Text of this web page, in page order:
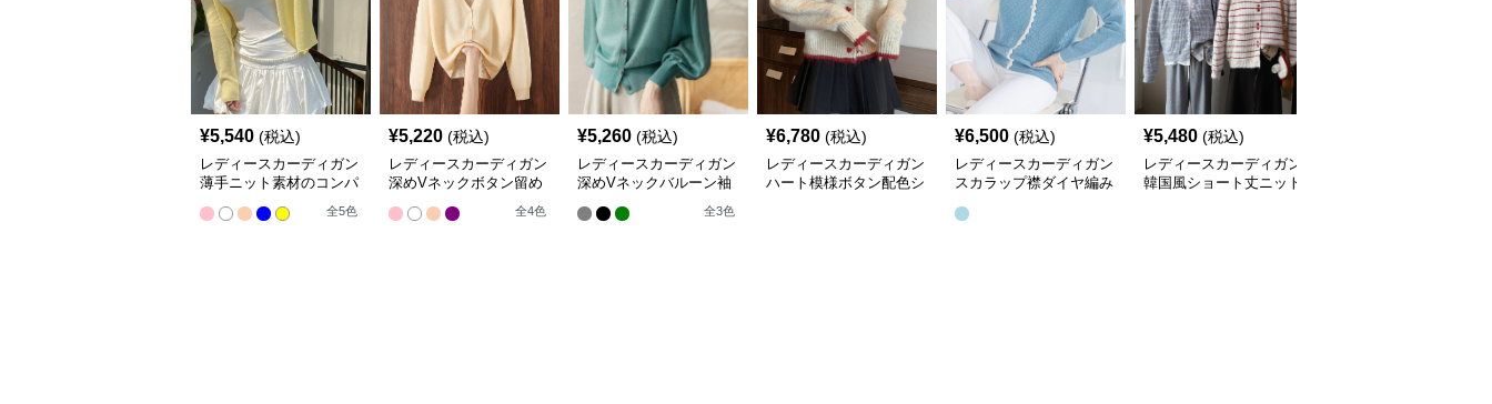
¥5,540 (税込)
レディースカーディガン
薄手ニット素材のコンパ
全5色
¥5,220 (税込)
レディースカーディガン
深めVネックボタン留め
ショート丈ニットカーデ
ィガン
全4色
¥5,260 (税込)
レディースカーディガン
深めVネックバルーン袖
全3色
¥6,780 (税込)
レディースカーディガン
ハート模様ボタン配色シ
¥6,500 (税込)
レディースカーディガン
スカラップ襟ダイヤ編み
¥5,480 (税込)
レディースカーディガン
韓国風ショート丈ニット